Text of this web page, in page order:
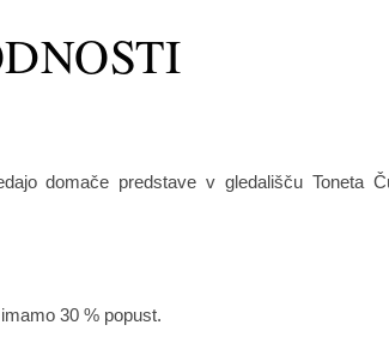
domače predstave v gledališču Toneta
30 % popust.